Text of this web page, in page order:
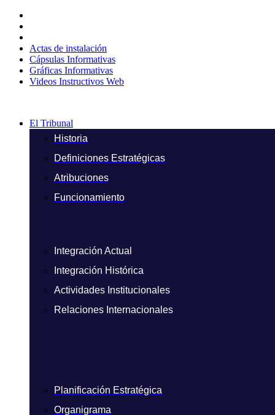
contenido
Actas de instalación
Cápsulas Informativas
Gráficas Informativas
Videos Instructivos Web
El Tribunal
Historia
Definiciones Estratégicas
Atribuciones
Funcionamiento
Integración Actual
Integración Histórica
Actividades Institucionales
Relaciones Internacionales
Planificación Estratégica
Organigrama